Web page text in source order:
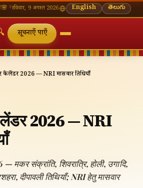
— भाद्रपद शुक्ल चतुर्थी⛩ काशी विश्वनाथ — आज के दर्शन
रविवार, 9 अगस्त 2026 English తెలుగు
सूचनाएँ पाएँ
कैलेंडर 2026 — NRI मासवार तिथियाँ
2026 — NRI
मकर संक्रांति, शिवरात्रि, होली, उगादि,
दीपावली तिथियाँ; NRI हेतु मासवार